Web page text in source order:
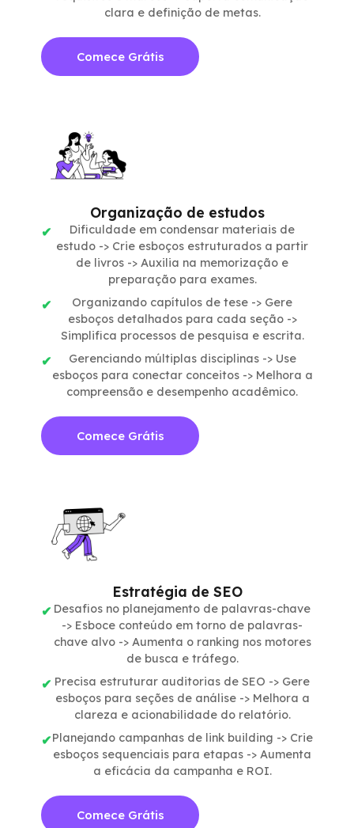
clara e definição de metas.
Comece Grátis
Organização de estudos
Dificuldade em condensar materiais de
estudo -> Crie esboços estruturados a partir
de livros -> Auxilia na memorização e
preparação para exames.
Organizando capítulos de tese -> Gere
esboços detalhados para cada seção ->
Simplifica processos de pesquisa e escrita.
Gerenciando múltiplas disciplinas -> Use
esboços para conectar conceitos -> Melhora a
compreensão e desempenho acadêmico.
Comece Grátis
Estratégia de SEO
Desafios no planejamento de palavras-chave
-> Esboce conteúdo em torno de palavras-
chave alvo -> Aumenta o ranking nos motores
de busca e tráfego.
Precisa estruturar auditorias de SEO -> Gere
esboços para seções de análise -> Melhora a
clareza e acionabilidade do relatório.
Planejando campanhas de link building -> Crie
esboços sequenciais para etapas -> Aumenta
a eficácia da campanha e ROI.
Comece Grátis